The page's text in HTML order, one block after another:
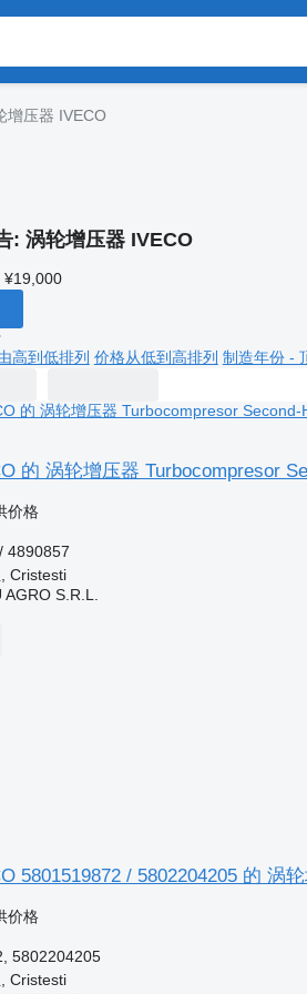
增压器 IVECO
: 涡轮增压器 IVECO
¥19,000
高到低排列 价格从低到高排列 制造年份 -
的 涡轮增压器 Turbocompresor
价格
4890857
Cristesti
S.R.L.
5801519872 / 5802204205 的 涡
价格
5802204205
Cristesti